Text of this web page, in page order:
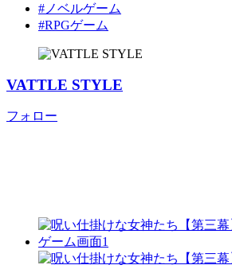
#ノベルゲーム
#RPGゲーム
VATTLE STYLE
フォロー